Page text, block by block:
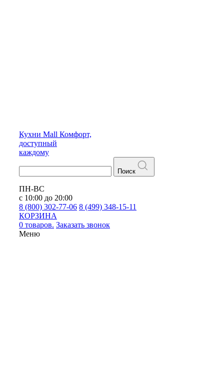
Кухни Mall Комфорт,
доступный
каждому
Поиск
ПН-ВС
с 10:00 до 20:00
8 (800) 302-77-06 8 (499) 348-15-11
КОРЗИНА
0 товаров. Заказать звонок
Меню